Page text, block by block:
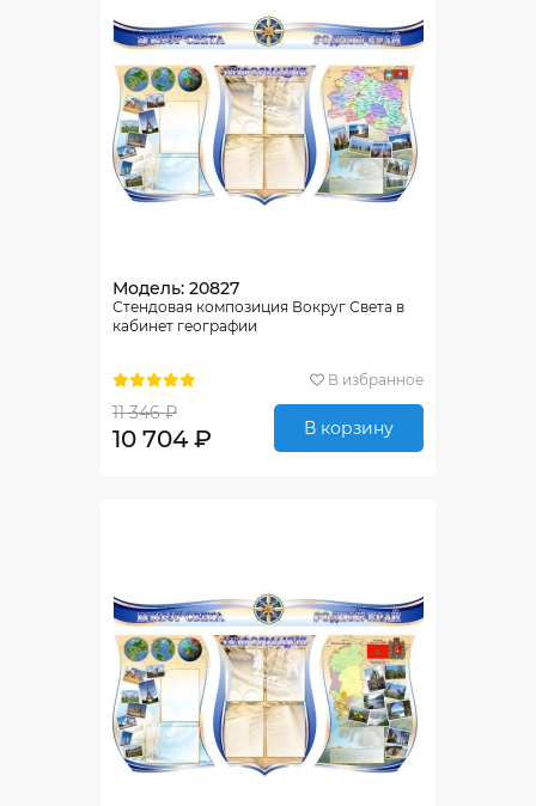
Модель: 20827
Стендовая композиция Вокруг Света в
кабинет географии
В избранное
11 346 ₽
10 704 ₽ В корзину